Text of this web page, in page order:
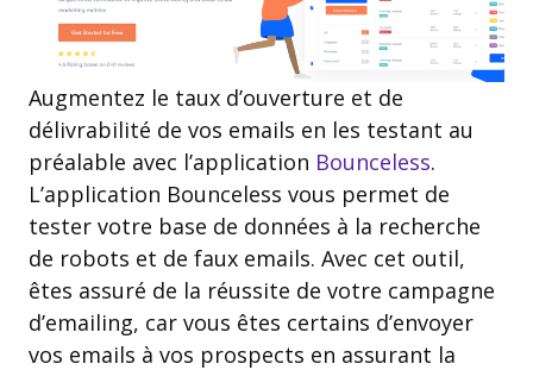
Augmentez le taux d’ouverture et de
délivrabilité de vos emails en les testant au
préalable avec l’application Bounceless.
L’application Bounceless vous permet de
tester votre base de données à la recherche
de robots et de faux emails. Avec cet outil,
êtes assuré de la réussite de votre campagne
d’emailing, car vous êtes certains d’envoyer
vos emails à vos prospects en assurant la